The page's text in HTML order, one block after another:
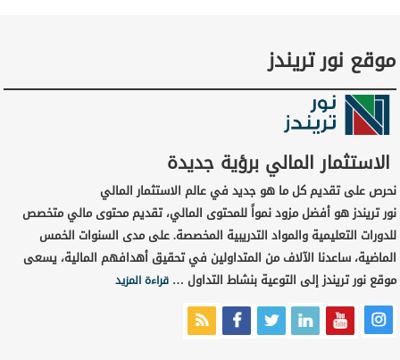
موقع نور تريندز
الاستثمار المالي برؤية جديدة
نحرص على تقديم كل ما هو جديد في عالم الاستثمار المالي
نور تريندز هو أفضل مزود نمواً للمحتوى المالي، تقديم محتوى مالي متخصص
للدورات التعليمية والمواد التدريبية المخصصة. على مدى السنوات الخمس
الماضية، ساعدنا الآلاف من المتداولين في تحقيق أهدافهم المالية، يسعى
موقع نور تريندز إلى التوعية بنشاط التداول …قراءة المزيد